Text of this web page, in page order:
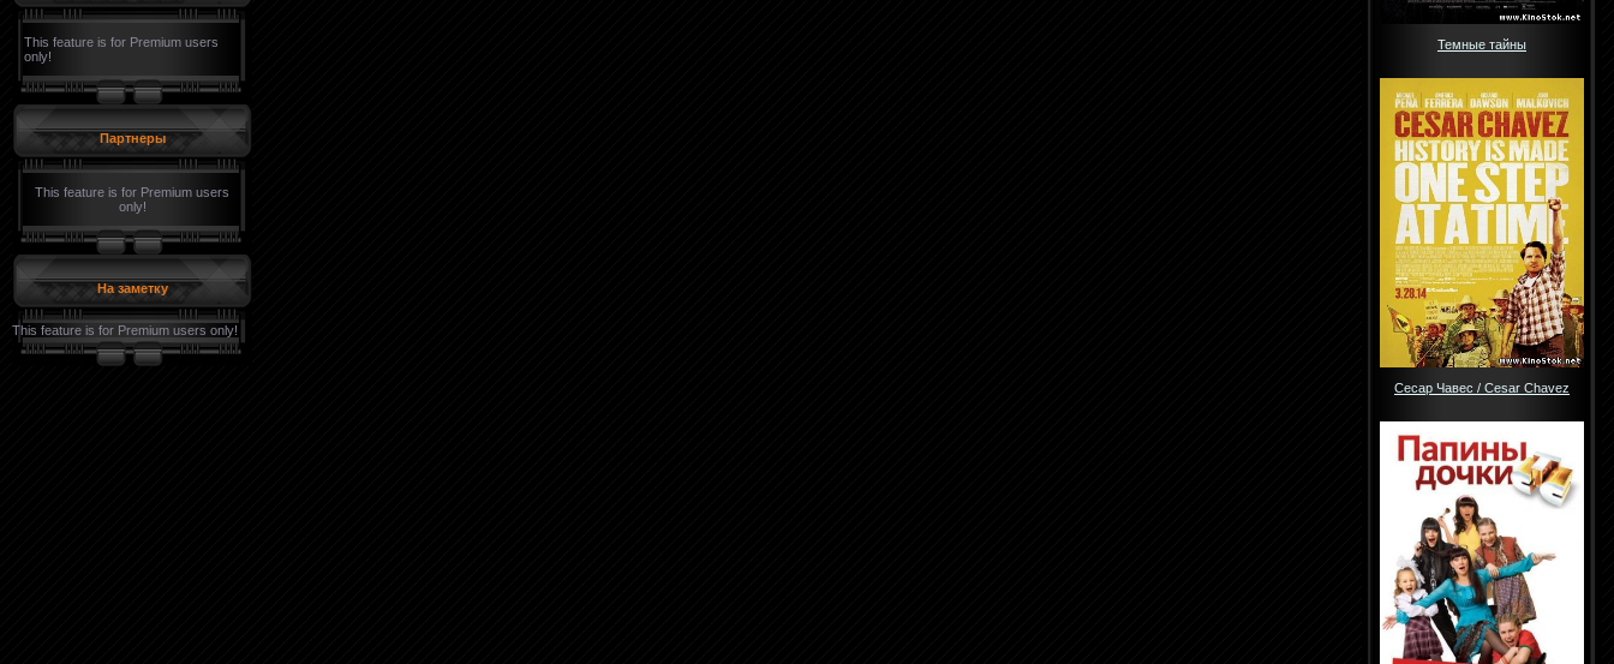
This feature is for Premium users
only!
Партнеры
This feature is for Premium users
only!
На заметку
This feature is for Premium users only!
Темные тайны
Сесар Чавес / Cesar Chavez